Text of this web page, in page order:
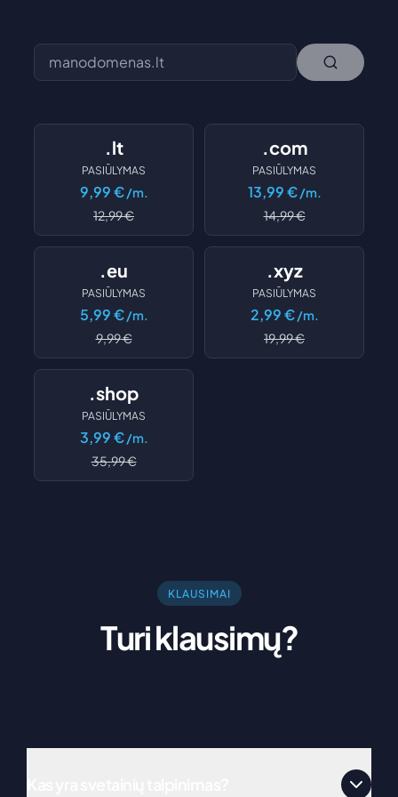
.lt
PASIŪLYMAS
9,99€/m.
12,99€
.com
PASIŪLYMAS
13,99€/m.
14,99€
.eu
PASIŪLYMAS
5,99€/m.
9,99€
.xyz
PASIŪLYMAS
2,99€/m.
19,99€
.shop
PASIŪLYMAS
3,99€/m.
35,99€
KLAUSIMAI
Turi klausimų?